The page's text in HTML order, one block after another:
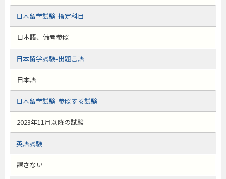
日本留学試験-指定科目
日本語、備考参照
日本留学試験-出題言語
日本語
日本留学試験-参照する試験
2023年11月以降の試験
英語試験
課さない